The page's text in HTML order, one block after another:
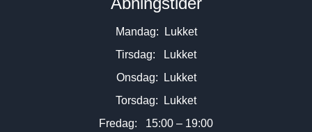
Mandag: Lukket
Tirsdag: Lukket
Onsdag: Lukket
Torsdag: Lukket
Fredag: 15:00 – 19:00